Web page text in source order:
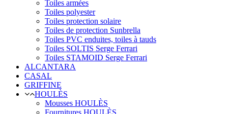
Toiles armées
Toiles polyester
Toiles protection solaire
Toiles de protection Sunbrella
Toiles PVC enduites, toiles à tauds
Toiles SOLTIS Serge Ferrari
Toiles STAMOID Serge Ferrari
ALCANTARA
CASAL
GRIFFINE
HOULÈS
Mousses HOULÈS
Fournitures HOULÈS